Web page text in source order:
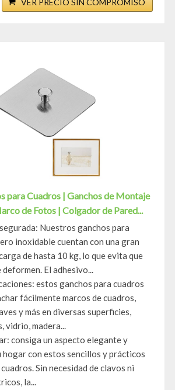
VER PRECIO SIN COMPROMISO
para Cuadros | Ganchos de Montaje
de Fotos | Colgador de Pared...
Nuestros ganchos para
inoxidable cuentan con una gran
de hasta 10 kg, lo que evita que
deformen. El adhesivo...
estos ganchos para cuadros
fácilmente marcos de cuadros,
y más en diversas superficies,
vidrio, madera...
consiga un aspecto elegante y
hogar con estos sencillos y prácticos
Sin necesidad de clavos ni
la...